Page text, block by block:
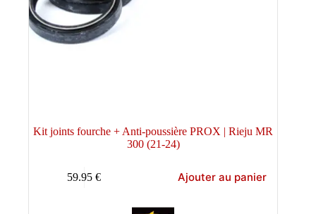
Kit joints fourche + Anti-poussière PROX | Rieju MR
300 (21-24)
59.95€ Ajouter au panier